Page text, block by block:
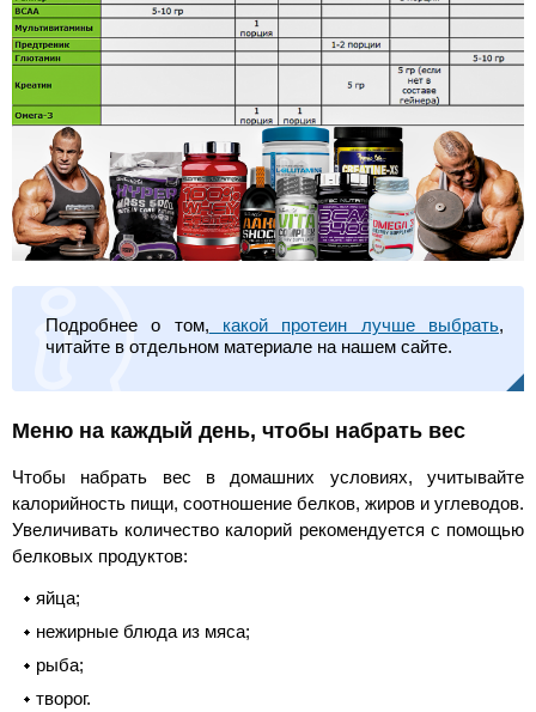
Подробнее о том, какой протеин лучше выбрать,
читайте в отдельном материале на нашем сайте.
Меню на каждый день, чтобы набрать вес
Чтобы набрать вес в домашних условиях, учитывайте
калорийность пищи, соотношение белков, жиров и углеводов.
Увеличивать количество калорий рекомендуется с помощью
белковых продуктов:
яйца;
нежирные блюда из мяса;
рыба;
творог.